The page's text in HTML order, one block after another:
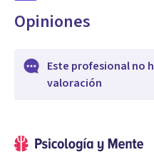
Opiniones
Este profesional no
valoración